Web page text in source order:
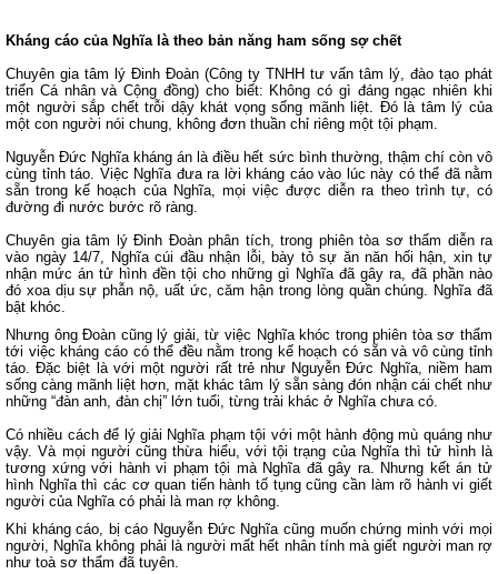
Kháng cáo của Nghĩa là theo bản năng ham sống sợ chết
Chuyên gia tâm lý Đinh Đoàn (Công ty TNHH tư vấn tâm lý, đào tạo phát
triển Cá nhân và Cộng đồng) cho biết: Không có gì đáng ngạc nhiên khi
một người sắp chết trỗi dậy khát vọng sống mãnh liệt. Đó là tâm lý của
một con người nói chung, không đơn thuần chỉ riêng một tội phạm.
Nguyễn Đức Nghĩa kháng án là điều hết sức bình thường, thậm chí còn vô
cùng tỉnh táo. Việc Nghĩa đưa ra lời kháng cáo vào lúc này có thể đã nằm
sẵn trong kế hoạch của Nghĩa, mọi việc được diễn ra theo trình tự, có
đường đi nước bước rõ ràng.
Chuyên gia tâm lý Đinh Đoàn phân tích, trong phiên tòa sơ thẩm diễn ra
vào ngày 14/7, Nghĩa cúi đầu nhận lỗi, bày tỏ sự ăn năn hối hận, xin tự
nhận mức án tử hình đền tội cho những gì Nghĩa đã gây ra, đã phần nào
đó xoa dịu sự phẫn nộ, uất ức, căm hận trong lòng quần chúng. Nghĩa đã
bật khóc.
Nhưng ông Đoàn cũng lý giải, từ việc Nghĩa khóc trong phiên tòa sơ thẩm
tới việc kháng cáo có thể đều nằm trong kế hoạch có sẵn và vô cùng tỉnh
táo. Đặc biệt là với một người rất trẻ như Nguyễn Đức Nghĩa, niềm ham
sống càng mãnh liệt hơn, mặt khác tâm lý sẵn sàng đón nhận cái chết như
những “đàn anh, đàn chị” lớn tuổi, từng trải khác ở Nghĩa chưa có.
Có nhiều cách để lý giải Nghĩa phạm tội với một hành động mù quáng như
vậy. Và mọi người cũng thừa hiểu, với tội trạng của Nghĩa thì tử hình là
tương xứng với hành vi phạm tội mà Nghĩa đã gây ra. Nhưng kết án tử
hình Nghĩa thì các cơ quan tiến hành tố tụng cũng cần làm rõ hành vi giết
người của Nghĩa có phải là man rợ không.
Khi kháng cáo, bị cáo Nguyễn Đức Nghĩa cũng muốn chứng minh với mọi
người, Nghĩa không phải là người mất hết nhân tính mà giết người man rợ
như toà sơ thẩm đã tuyên.